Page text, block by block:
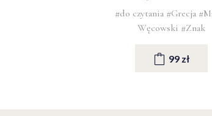
#do czytania #Grecja
Węcowski #Znak
99 zł